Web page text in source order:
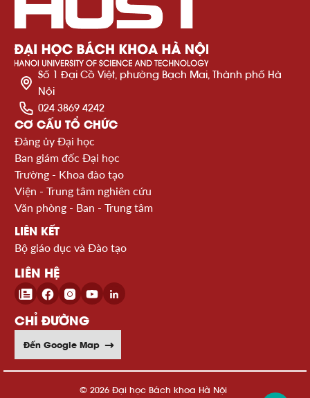
Số 1 Đại Cồ Việt, phường Bạch Mai, Thành phố Hà
Nội
024 3869 4242
CƠ CẤU TỔ CHỨC
Đảng ủy Đại học
Ban giám đốc Đại học
Trường - Khoa đào tạo
Viện - Trung tâm nghiên cứu
Văn phòng - Ban - Trung tâm
LIÊN KẾT
Bộ giáo dục và Đào tạo
LIÊN HỆ
CHỈ ĐƯỜNG
Đến Google Map
© 2026 Đại học Bách khoa Hà Nội